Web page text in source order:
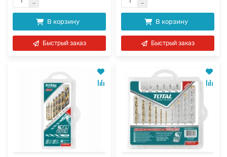
В корзину
Быстрый заказ
В корзину
Быстрый заказ